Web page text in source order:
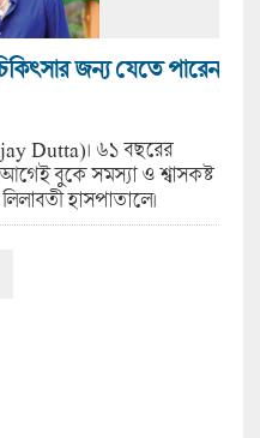
জন্য যেতে পারেন
Dutta)। ৬১ বছরের
বুকে সমস্যা ও শ্বাসকষ্ট
হাসপাতালে।